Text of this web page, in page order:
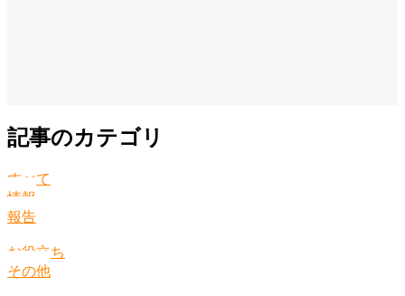
記事のカテゴリ
すべて
情報
報告
お役立ち
その他